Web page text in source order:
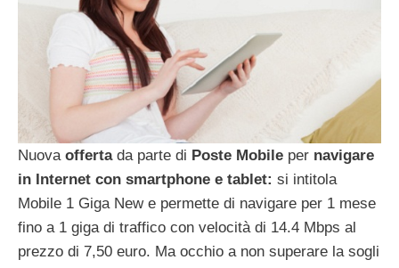
Nuova offertada parte di Poste Mobile per navigare
in Internet con smartphone e tablet: si intitola
Mobile 1 Giga New e permette di navigare per 1 mese
fino a 1 giga di traffico con velocità di 14.4 Mbps al
prezzo di 7,50 euro. Ma occhio a non superare la sogli